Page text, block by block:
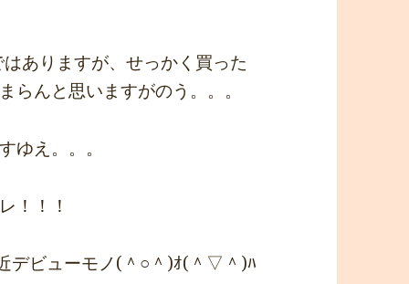
ありますが、せっかく買った
らんと思いますがのう。。。
ゆえ。。。
！！！
デビューモノ(＾○＾)ｵ(＾▽＾)ﾊ